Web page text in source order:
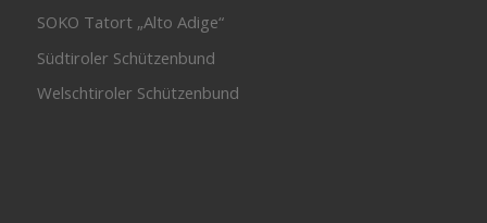
SOKO Tatort „Alto Adige“
Südtiroler Schützenbund
Welschtiroler Schützenbund